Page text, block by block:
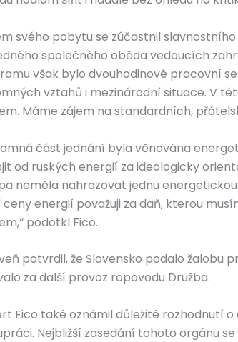
svého pobytu se zúčastnil
společného oběda vedoucích
však bylo dvouhodinové pracovní
vztahů i mezinárodní situace. V
Máme zájem na standardních,
část jednání byla věnována
od ruských energií za ideologicky
neměla nahrazovat jednu
ceny energií považuji za daň, kterou
podotkl Fico.
potvrdil, že Slovensko podalo žalobu
za další provoz ropovodu Družba.
Fico také oznámil důležité rozhodnutí
Nejbližší zasedání tohoto orgánu